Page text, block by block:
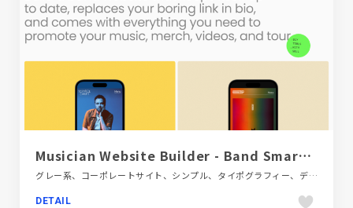
Musician Website Builder - Band Smart Link in Bio - Supertape
グレー系、コーポレートサイト、シンプル、タイポグラフィー、デザイン・アート・音楽・文芸、フラットデザイン、海外サイト
DETAIL